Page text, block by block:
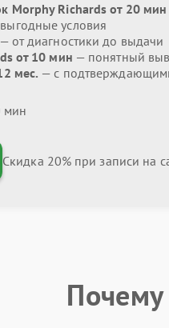
Morphy Richards от 20 мин
условия
— от диагностики до выдачи
от 10 мин — понятный
мес. — с
мин
Скидка 20% при записи на